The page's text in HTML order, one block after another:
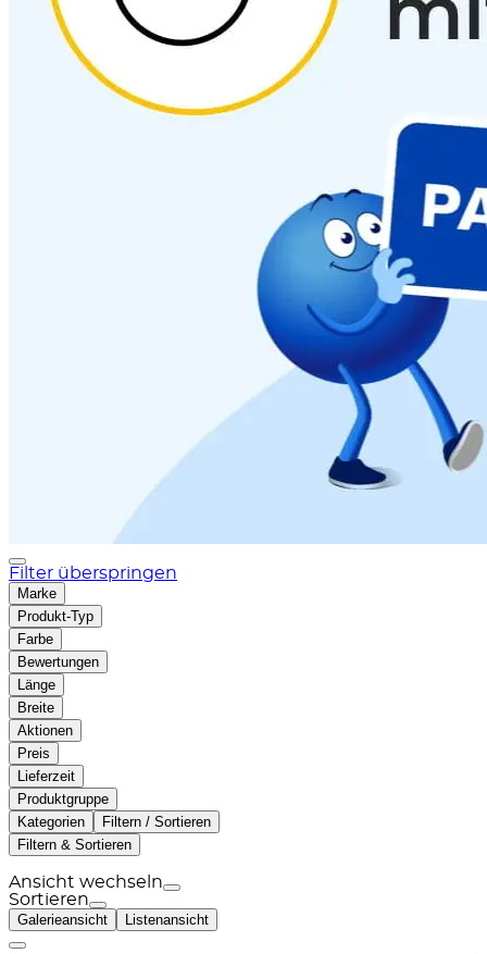
Filter überspringen
Marke
Produkt-Typ
Farbe
Bewertungen
Länge
Breite
Aktionen
Preis
Lieferzeit
Produktgruppe
Kategorien
Filtern / Sortieren
Filtern & Sortieren
Ansicht wechseln
Sortieren
Galerieansicht Listenansicht